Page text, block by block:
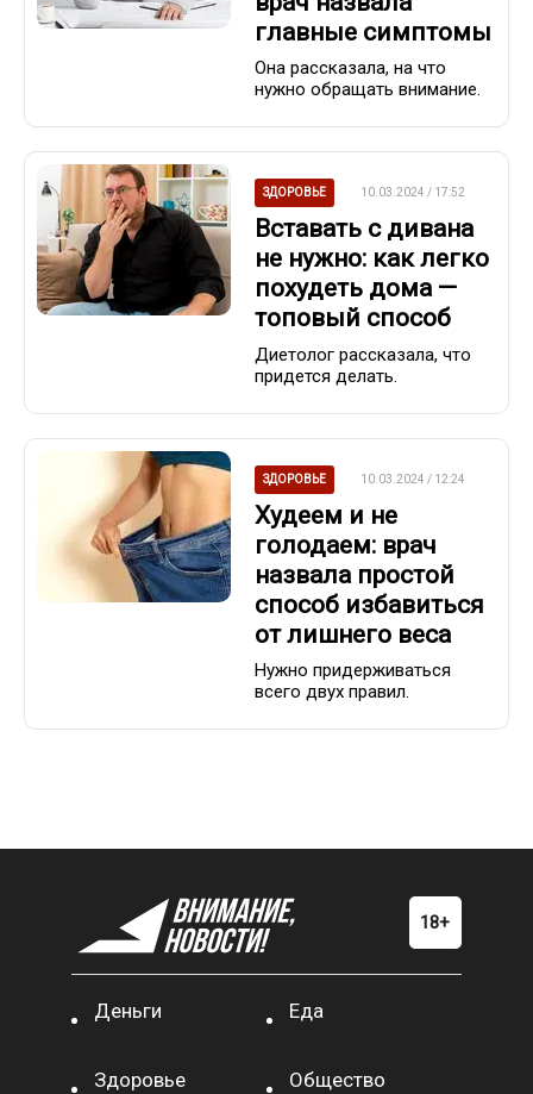
главные симптомы
Она рассказала, на что
нужно обращать внимание.
ЗДОРОВЬЕ 10.03.2024 / 17:52
Вставать с дивана
не нужно: как легко
похудеть дома —
топовый способ
Диетолог рассказала, что
придется делать.
ЗДОРОВЬЕ 10.03.2024 / 12:24
Худеем и не
голодаем: врач
назвала простой
способ избавиться
от лишнего веса
Нужно придерживаться
всего двух правил.
Деньги Еда
Здоровье Общество